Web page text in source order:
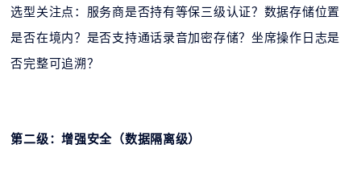
选型关注点：服务商是否持有等保三级认证？数据存储位置
是否在境内？是否支持通话录音加密存储？坐席操作日志是
否完整可追溯？
第二级：增强安全（数据隔离级）